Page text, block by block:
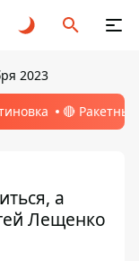
2023
🔴
а
Лещенко